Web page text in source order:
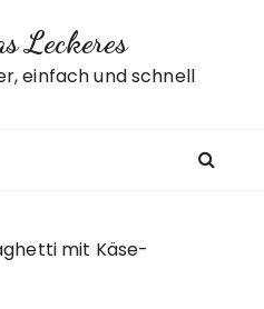
Leckeres
einfach und schnell
mit Käse-